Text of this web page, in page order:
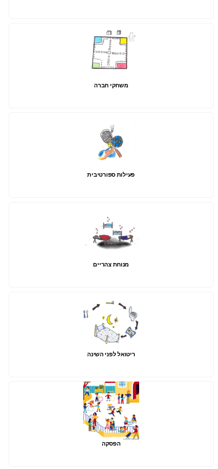
משחקי חברה
פעילות ספורטיבית
מנוחת צהריים
ריטואל לפני השינה
הפסקה